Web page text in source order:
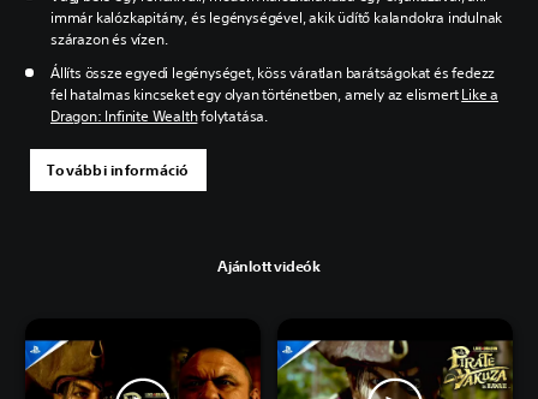
immár kalózkapitány, és legénységével, akik üdítő kalandokra indulnak
szárazon és vízen.
Állíts össze egyedi legénységet, köss váratlan barátságokat és fedezz
fel hatalmas kincseket egy olyan történetben, amely az elismertLike a
Dragon: Infinite Wealthfolytatása.
További információ
Ajánlott videók